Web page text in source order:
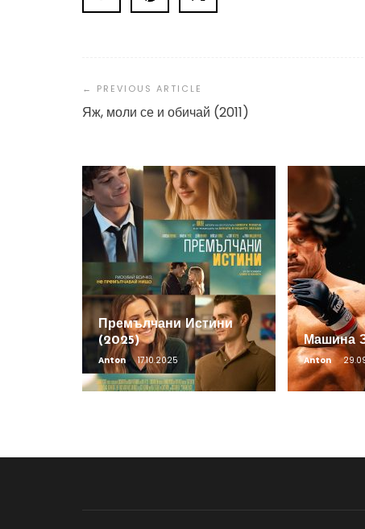
Navigation
Яж, моли се и обичай (2011)
Премълчани Истини
(2025)
Anton 17.10.2025
Машина
Anton